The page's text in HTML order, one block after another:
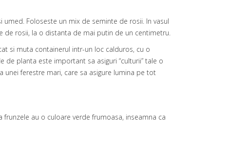
Foloseste un mix de seminte de rosii. In vasul
de rosii, la o distanta de mai putin de un centimetru.
si muta containerul intr-un loc calduros, cu o
planta este important sa asiguri “culturii” tale o
unei ferestre mari, care sa asigure lumina pe tot
au o culoare verde frumoasa, inseamna ca